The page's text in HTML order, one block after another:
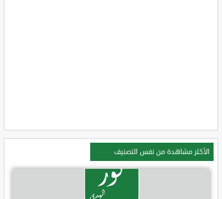
الأكثر مشاهدة من نفس التصنيف